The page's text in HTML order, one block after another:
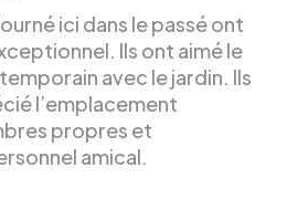
ici dans le passé ont
Ils ont aimé le
avec le jardin. Ils
l’emplacement
propres et
amical.